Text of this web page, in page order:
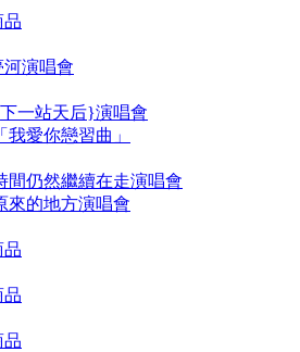
品
演唱會
一站天后}演唱會
我愛你戀習曲」
間仍然繼續在走演唱會
來的地方演唱會
品
品
品